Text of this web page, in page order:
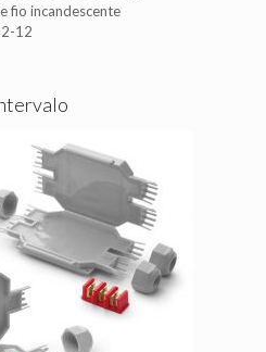
fio incandescente
12